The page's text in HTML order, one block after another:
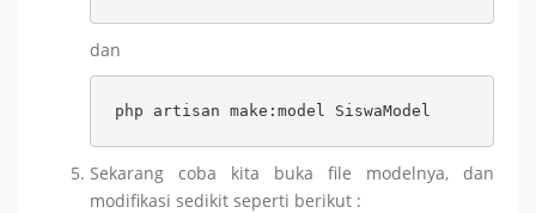
dan
php artisan make:model SiswaModel
Sekarang coba kita buka file modelnya, dan
modifikasi sedikit seperti berikut :